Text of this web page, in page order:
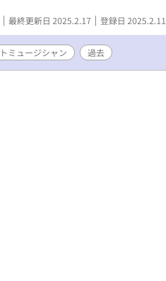
最終更新日 2025.2.17 登録日 2025.2.11
ミュージシャン 過去